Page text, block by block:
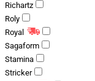
Richartz
Roly
Royal
Sagaform
Stamina
Stricker